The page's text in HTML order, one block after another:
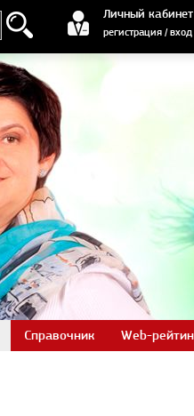
Личный кабинет
регистрация / вход
регистрация / вход
Справочник Web-